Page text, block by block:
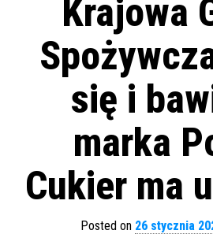
Krajowa
się i
marka
Cukier ma
Posted on 26 stycznia